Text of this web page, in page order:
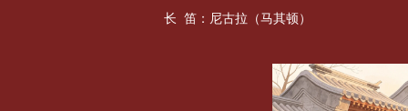
长 笛：尼古拉（马其顿）